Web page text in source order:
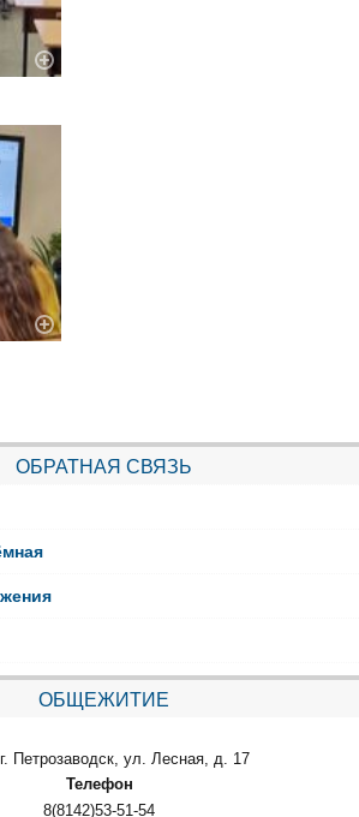
ОБРАТНАЯ СВЯЗЬ
ОБЩЕЖИТИЕ
г. Петрозаводск, ул. Лесная, д. 17
Телефон
8(8142)53-51-54